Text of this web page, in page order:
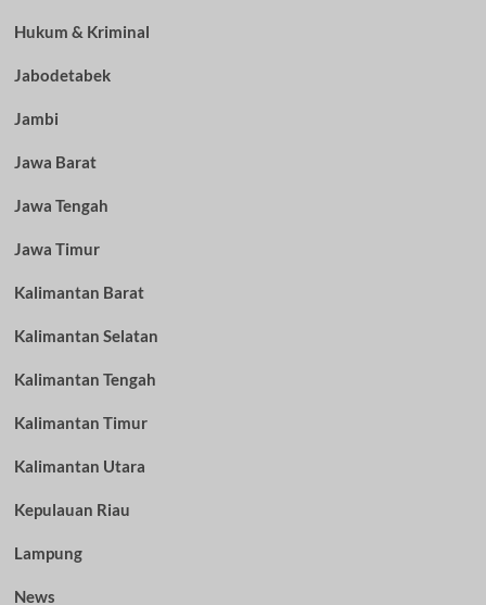
Hukum & Kriminal
Jabodetabek
Jambi
Jawa Barat
Jawa Tengah
Jawa Timur
Kalimantan Barat
Kalimantan Selatan
Kalimantan Tengah
Kalimantan Timur
Kalimantan Utara
Kepulauan Riau
Lampung
News